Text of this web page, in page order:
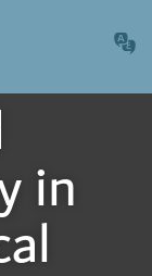
in